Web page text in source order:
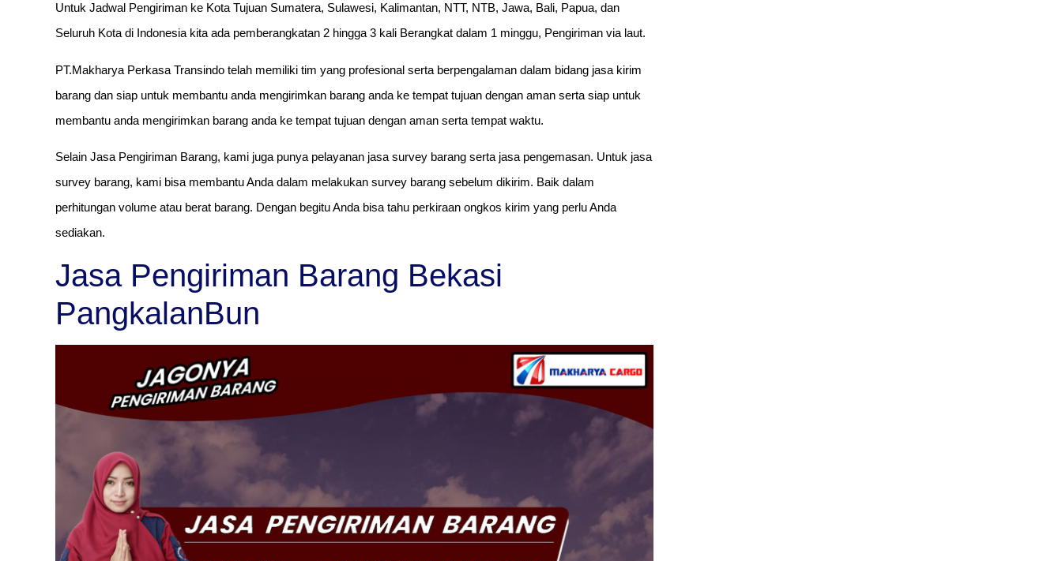
Untuk Jadwal Pengiriman ke Kota Tujuan Sumatera, Sulawesi, Kalimantan, NTT, NTB, Jawa, Bali, Papua, dan
Seluruh Kota di Indonesia kita ada pemberangkatan 2 hingga 3 kali Berangkat dalam 1 minggu, Pengiriman via laut.
PT.Makharya Perkasa Transindo telah memiliki tim yang profesional serta berpengalaman dalam bidang jasa kirim
barang dan siap untuk membantu anda mengirimkan barang anda ke tempat tujuan dengan aman serta siap untuk
membantu anda mengirimkan barang anda ke tempat tujuan dengan aman serta tempat waktu.
Selain Jasa Pengiriman Barang, kami juga punya pelayanan jasa survey barang serta jasa pengemasan. Untuk jasa
survey barang, kami bisa membantu Anda dalam melakukan survey barang sebelum dikirim. Baik dalam
perhitungan volume atau berat barang. Dengan begitu Anda bisa tahu perkiraan ongkos kirim yang perlu Anda
sediakan.
Jasa Pengiriman Barang Bekasi
PangkalanBun